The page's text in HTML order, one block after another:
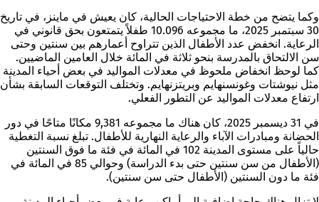
وكما يتضح من خطة الاحتياجات الحالية، كان يعيش في ماينز، في تاريخ
30 سبتمبر 2025، ما مجموعه 10.096 طفلاً يتمتعون بحق قانوني في
الرعاية. انخفض عدد الأطفال الذين تتراوح أعمارهم بين سنتين وحتى
سن الالتحاق بالمدرسة بنحو ثلاثة في المائة خلال العامين الماضيين.
كما لوحظ انخفاض ملحوظ في معدلات المواليد في بعض أحياء المدينة
مثل نيوشتات وغونسنهايم وبريتزنهايم. وتختلف التوقعات السابقة بشأن
ارتفاع معدلات المواليد عن التطور الفعلي.
في 31 ديسمبر 2025، كان هناك ما مجموعه 9,381 مكانًا متاحًا في دور
الحضانة ومبادرات الآباء والرعاية النهارية للأطفال. تبلغ نسبة التغطية
حالياً على مستوى المدينة 102 في المائة في فئة ما فوق السنتين
(الأطفال من سن سنتين حتى بدء الدراسة) وحوالي 85 في المائة في
فئة ما دون السنتين (الأطفال حتى سن سنتين).